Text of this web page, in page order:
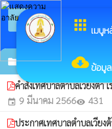
apps เมนู
cloud_downloadข้อมู
arrow_back_ios กลับเมนูหลัก
folderมาตรการป้องกันป้าย
คำสั่งเทศบาลตำบลเวียงต้
event 9 มีนาคม 2566visibility 431
ประกาศเทศบาลตำบลเวีย